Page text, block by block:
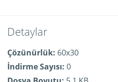
Detaylar
Çözünürlük: 60x30
İndirme Sayısı: 0